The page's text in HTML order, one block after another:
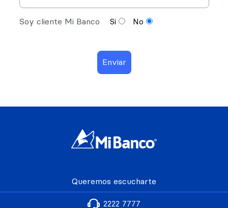
Soy cliente Mi Banco Si No
Queremos escucharte
2222 7777